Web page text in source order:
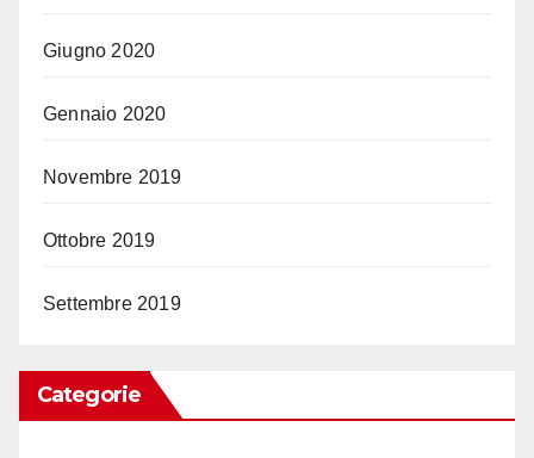
Giugno 2020
Gennaio 2020
Novembre 2019
Ottobre 2019
Settembre 2019
Categorie